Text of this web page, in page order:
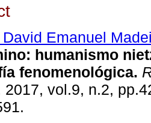
David Emanuel
: humanismo
fenomenológica.
2017, vol.9, n.2,